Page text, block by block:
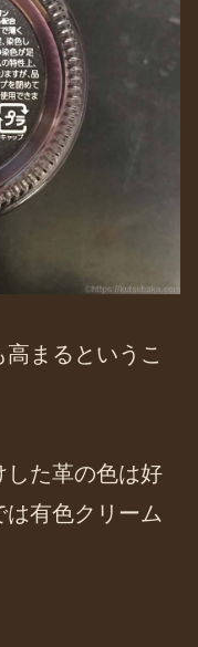
まるというこ
した革の色は好
有色クリーム